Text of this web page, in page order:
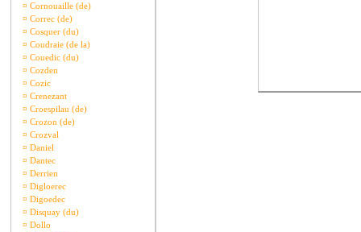
¤ Cornouaille (de)
¤ Correc (de)
¤ Cosquer (du)
¤ Coudraie (de la)
¤ Couedic (du)
¤ Cozden
¤ Cozic
¤ Crenezant
¤ Croespilau (de)
¤ Crozon (de)
¤ Crozval
¤ Daniel
¤ Dantec
¤ Derrien
¤ Digloerec
¤ Digoedec
¤ Disquay (du)
¤ Dollo